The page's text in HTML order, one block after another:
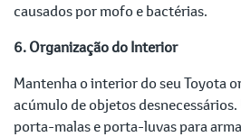
causados por mofo e bactérias.
6. Organização do Interior
Mantenha o interior do seu Toyota
acúmulo de objetos
porta-malas e porta-luvas para